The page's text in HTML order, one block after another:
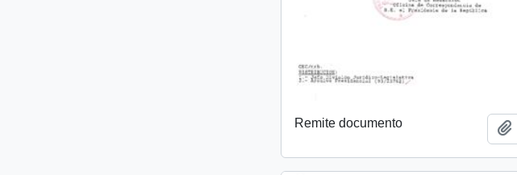
Remite documento